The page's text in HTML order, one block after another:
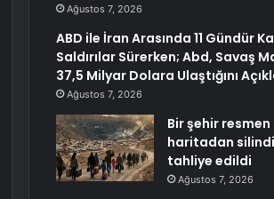
Ağustos 7, 2026
ABD ile İran Arasında 11 Gündür
Saldırılar Sürerken; Abd, Savaş
37,5 Milyar Dolara Ulaştığını
Ağustos 7, 2026
Bir şehir resmen
haritadan
tahliye edildi
Ağustos 7, 2026